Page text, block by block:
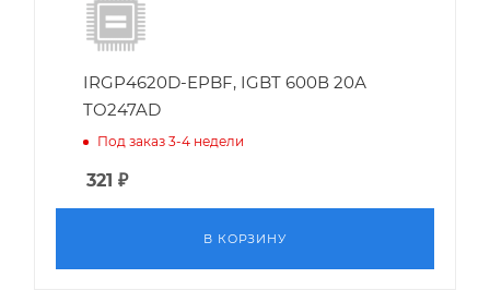
IRGP4620D-EPBF, IGBT 600В 20А
TO247AD
Под заказ 3-4 недели
321 ₽
В КОРЗИНУ